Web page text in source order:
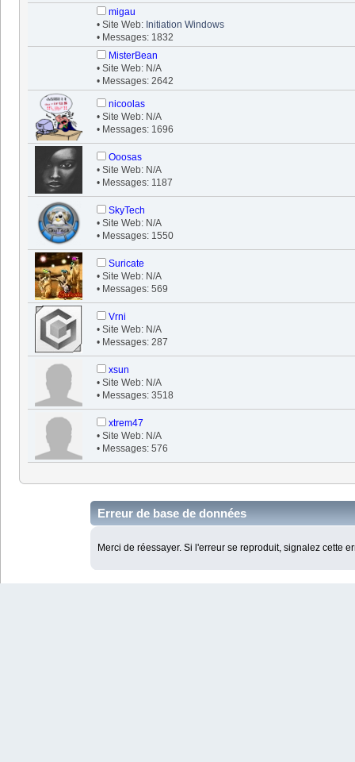
migau
• Site Web: Initiation Windows
• Messages: 1832
MisterBean
• Site Web: N/A
• Messages: 2642
nicoolas
• Site Web: N/A
• Messages: 1696
Ooosas
• Site Web: N/A
• Messages: 1187
SkyTech
• Site Web: N/A
• Messages: 1550
Suricate
• Site Web: N/A
• Messages: 569
Vrni
• Site Web: N/A
• Messages: 287
xsun
• Site Web: N/A
• Messages: 3518
xtrem47
• Site Web: N/A
• Messages: 576
Erreur de base de données
Merci de réessayer. Si l'erreur se reproduit, signalez cette